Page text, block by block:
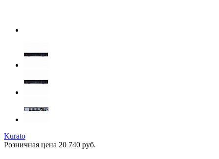
Kurato
Розничная цена 20 740 руб.